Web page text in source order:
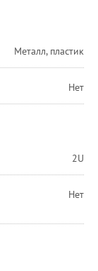
Металл, пластик
Нет
2U
Нет